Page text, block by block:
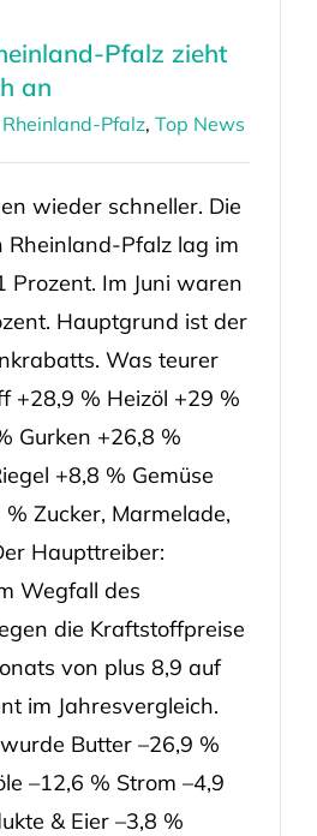
Pfalz zieht
an
Rheinland-Pfalz, Top News
wieder schneller. Die
Rheinland-Pfalz lag im
Prozent. Im Juni waren
Hauptgrund ist der
Was teurer
+28,9 % Heizöl +29 %
Gurken +26,8 %
+8,8 % Gemüse
Zucker, Marmelade,
Haupttreiber:
Wegfall des
die Kraftstoffpreise
von plus 8,9 auf
im Jahresvergleich.
Butter –26,9 %
–12,6 % Strom –4,9
& Eier –3,8 %